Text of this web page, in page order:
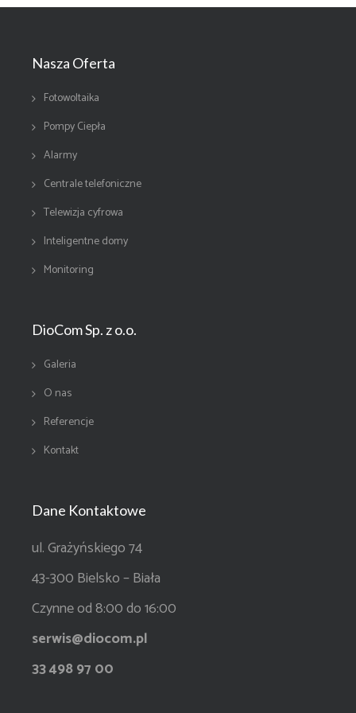
Nasza Oferta
Fotowoltaika
Pompy Ciepła
Alarmy
Centrale telefoniczne
Telewizja cyfrowa
Inteligentne domy
Monitoring
DioCom Sp. z o.o.
Galeria
O nas
Referencje
Kontakt
Dane Kontaktowe
ul. Grażyńskiego 74
43-300 Bielsko – Biała
Czynne od 8:00 do 16:00
serwis@diocom.pl
33 498 97 00